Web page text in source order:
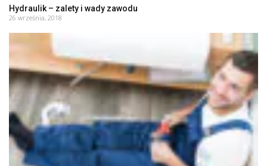
Hydraulik – zalety i wady zawodu
26 września, 2018